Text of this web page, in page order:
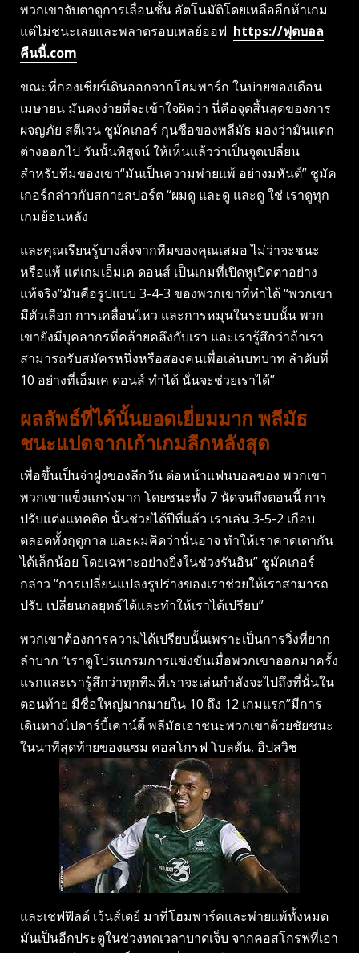
พวกเขาจับตาดูการเลื่อนชั้น อัตโนมัติโดยเหลืออีกห้าเกม
แต่ไม่ชนะเลยและพลาดรอบเพลย์ออฟ https://ฟุตบอล
คืนนี้.com
ขณะที่กองเชียร์เดินออกจากโฮมพาร์ก ในบ่ายของเดือน
เมษายน มันคงง่ายที่จะเข้าใจผิดว่า นี่คือจุดสิ้นสุดของการ
ผจญภัย สตีเวน ชูมัคเกอร์ กุนซือของพลีมัธ มองว่ามันแตก
ต่างออกไป วันนั้นพิสูจน์ ให้เห็นแล้วว่าเป็นจุดเปลี่ยน
สำหรับทีมของเขา“มันเป็นความพ่ายแพ้ อย่างมหันต์” ชูมัค
เกอร์กล่าวกับสกายสปอร์ต “ผมดู และดู และดู ใช่ เราดูทุก
เกมย้อนหลัง
และคุณเรียนรู้บางสิ่งจากทีมของคุณเสมอ ไม่ว่าจะชนะ
หรือแพ้ แต่เกมเอ็มเค ดอนส์ เป็นเกมที่เปิดหูเปิดตาอย่าง
แท้จริง”มันคือรูปแบบ 3-4-3 ของพวกเขาที่ทำได้ “พวกเขา
มีตัวเลือก การเคลื่อนไหว และการหมุนในระบบนั้น พวก
เขายังมีบุคลากรที่คล้ายคลึงกับเรา และเรารู้สึกว่าถ้าเรา
สามารถรับสมัครหนึ่งหรือสองคนเพื่อเล่นบทบาท ลำดับที่
10 อย่างที่เอ็มเค ดอนส์ ทำได้ นั่นจะช่วยเราได้”
ผลลัพธ์ที่ได้นั้นยอดเยี่ยมมาก พลีมัธ
ชนะแปดจากเก้าเกมลีกหลังสุด
เพื่อขึ้นเป็นจ่าฝูงของลีกวัน ต่อหน้าแฟนบอลของ พวกเขา
พวกเขาแข็งแกร่งมาก โดยชนะทั้ง 7 นัดจนถึงตอนนี้ การ
ปรับแต่งแทคติค นั้นช่วยได้ปีที่แล้ว เราเล่น 3-5-2 เกือบ
ตลอดทั้งฤดูกาล และผมคิดว่านั่นอาจ ทำให้เราคาดเดากัน
ได้เล็กน้อย โดยเฉพาะอย่างยิ่งในช่วงรันอิน” ชูมัคเกอร์
กล่าว “การเปลี่ยนแปลงรูปร่างของเราช่วยให้เราสามารถ
ปรับ เปลี่ยนกลยุทธ์ได้และทำให้เราได้เปรียบ”
พวกเขาต้องการความได้เปรียบนั้นเพราะเป็นการวิ่งที่ยาก
ลำบาก “เราดูโปรแกรมการแข่งขันเมื่อพวกเขาออกมาครั้ง
แรกและเรารู้สึกว่าทุกทีมที่เราจะเล่นกำลังจะไปถึงที่นั่นใน
ตอนท้าย มีชื่อใหญ่มากมายใน 10 ถึง 12 เกมแรก”มีการ
เดินทางไปดาร์บี้เคาน์ตี้ พลีมัธเอาชนะพวกเขาด้วยชัยชนะ
ในนาทีสุดท้ายของแซม คอสโกรฟ โบลตัน, อิปสวิช
และเชฟฟิลด์ เว้นส์เดย์ มาที่โฮมพาร์คและพ่ายแพ้ทั้งหมด
มันเป็นอีกประตูในช่วงทดเวลาบาดเจ็บ จากคอสโกรฟที่เอา